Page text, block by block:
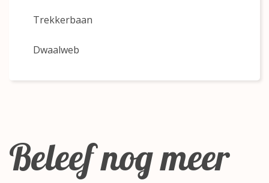
Trekkerbaan
Dwaalweb
Beleef nog meer